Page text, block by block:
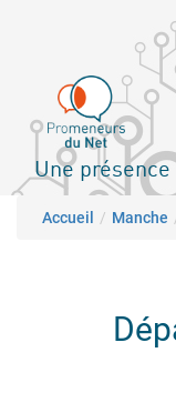
principal
Une
Fil
Accueil Manche